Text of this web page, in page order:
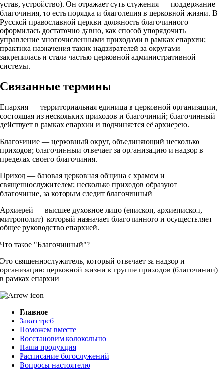
устав, устройство). Он отражает суть служения — поддержание
благочиния, то есть порядка и благолепия в церковной жизни. В
Русской православной церкви должность благочинного
оформилась достаточно давно, как способ упорядочить
управление многочисленными приходами в рамках епархии;
практика назначения таких надзирателей за округами
закрепилась и стала частью церковной административной
системы.
Связанные термины
Епархия — территориальная единица в церковной организации,
состоящая из нескольких приходов и благочиний; благочинный
действует в рамках епархии и подчиняется её архиерею.
Благочиние — церковный округ, объединяющий несколько
приходов; благочинный отвечает за организацию и надзор в
пределах своего благочиния.
Приход — базовая церковная община с храмом и
священнослужителем; несколько приходов образуют
благочиние, за которым следит благочинный.
Архиерей — высшее духовное лицо (епископ, архиепископ,
митрополит), который назначает благочинного и осуществляет
общее руководство епархией.
Что такое "Благочинный"?
Это священнослужитель, который отвечает за надзор и
организацию церковной жизни в группе приходов (благочинии)
в рамках епархии
Главное
Заказ треб
Поможем вместе
Восстановим колокольню
Наша продукция
Расписание богослужений
Вопросы настоятелю